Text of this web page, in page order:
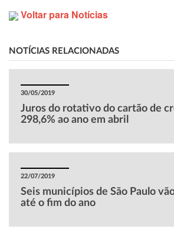
Voltar para Notícias
NOTÍCIAS RELACIONADAS
30/05/2019
Juros do rotativo do cartão de
298,6% ao ano em abril
22/07/2019
Seis municípios de São Paulo
até o fim do ano